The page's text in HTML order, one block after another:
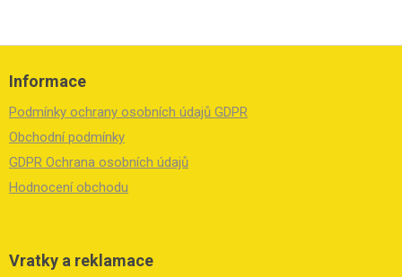
Z
Informace
Podmínky ochrany osobních údajů GDPR
Obchodní podmínky
GDPR Ochrana osobních údajů
Hodnocení obchodu
Vratky a reklamace